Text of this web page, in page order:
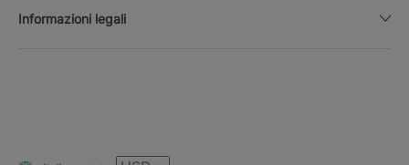
Informazioni legali